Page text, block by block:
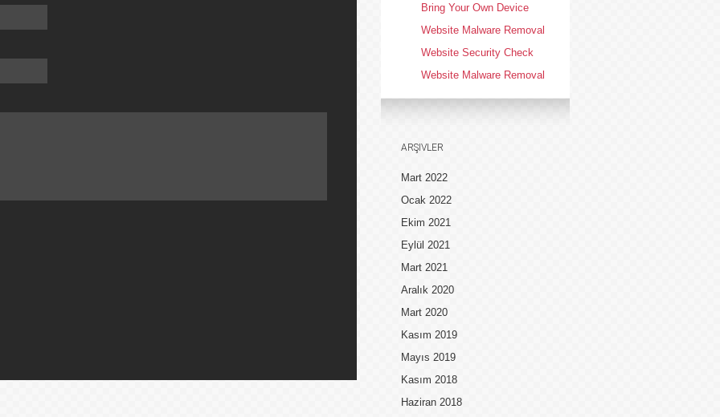
Bring Your Own Device
Website Malware Removal
Website Security Check
Website Malware Removal
ARŞIVLER
Mart 2022
Ocak 2022
Ekim 2021
Eylül 2021
Mart 2021
Aralık 2020
Mart 2020
Kasım 2019
Mayıs 2019
Kasım 2018
Haziran 2018